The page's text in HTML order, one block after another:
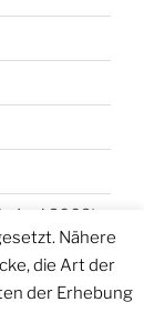
Juni 2009)
Nähere
die Art der
der Erhebung